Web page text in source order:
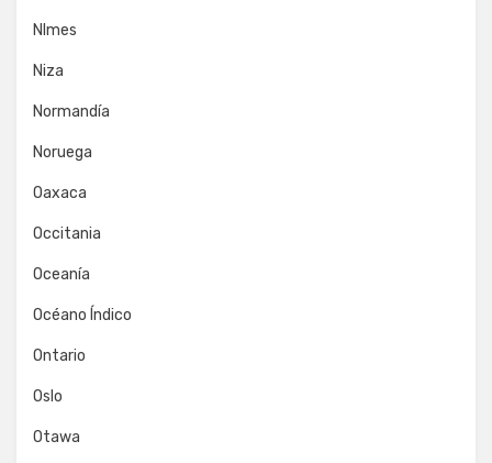
NImes
Niza
Normandía
Noruega
Oaxaca
Occitania
Oceanía
Océano Índico
Ontario
Oslo
Otawa